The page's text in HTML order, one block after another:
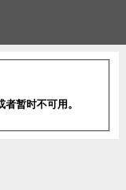
暂时不可用。